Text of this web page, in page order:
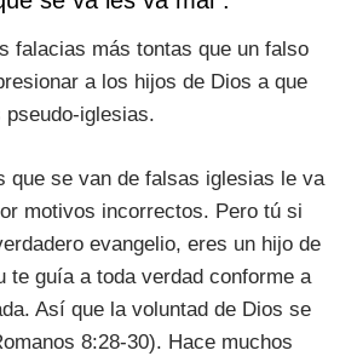
falacias más tontas que un falso
a los hijos de Dios a que
pseudo-iglesias.
que se van de falsas iglesias le va
motivos incorrectos. Pero tú si
evangelio, eres un hijo de
te guía a toda verdad conforme a
Así que la voluntad de Dios se
8:28-30). Hace muchos